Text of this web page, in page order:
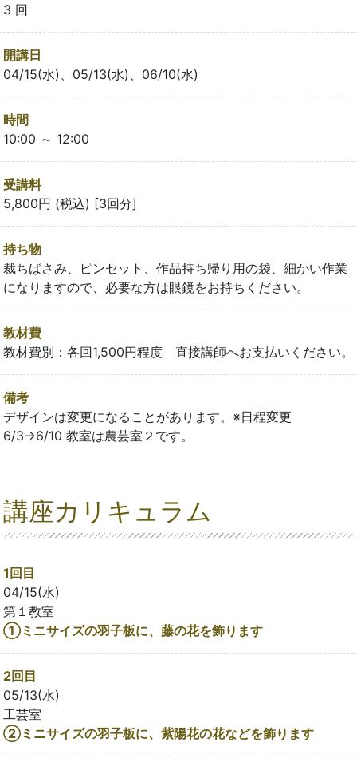
3 回
開講日
04/15(水)、05/13(水)、06/10(水)
時間
10:00 ～ 12:00
受講料
5,800円 (税込) [3回分]
持ち物
裁ちばさみ、ピンセット、作品持ち帰り用の袋、細かい作業
になりますので、必要な方は眼鏡をお持ちください。
教材費
教材費別：各回1,500円程度 直接講師へお支払いください。
備考
デザインは変更になることがあります。※日程変更
6/3→6/10 教室は農芸室２です。
講座カリキュラム
1回目
04/15(水)
第１教室
①ミニサイズの羽子板に、藤の花を飾ります
2回目
05/13(水)
工芸室
②ミニサイズの羽子板に、紫陽花の花などを飾ります